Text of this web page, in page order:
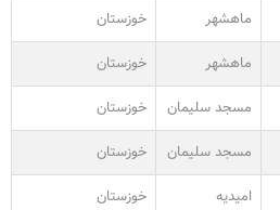
ماهشهر
خوزستان
ماهشهر
خوزستان
مسجد سلیمان
خوزستان
مسجد سلیمان
خوزستان
امیدیه
خوزستان